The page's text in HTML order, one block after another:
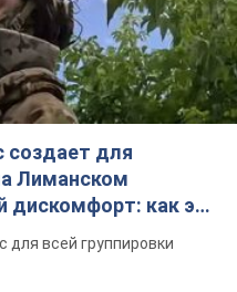
получить
ПВО": Зеленский
и объявил о
кадровые
мощные
дым. Фото и